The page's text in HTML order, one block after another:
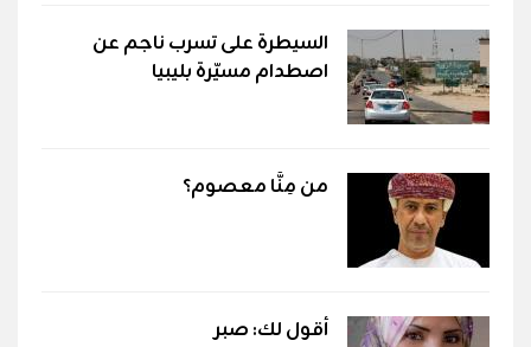
السيطرة على تسرب ناجم عن
اصطدام مسيّرة بليبيا
من مِنَّا معصوم؟
أقول لك: صبر